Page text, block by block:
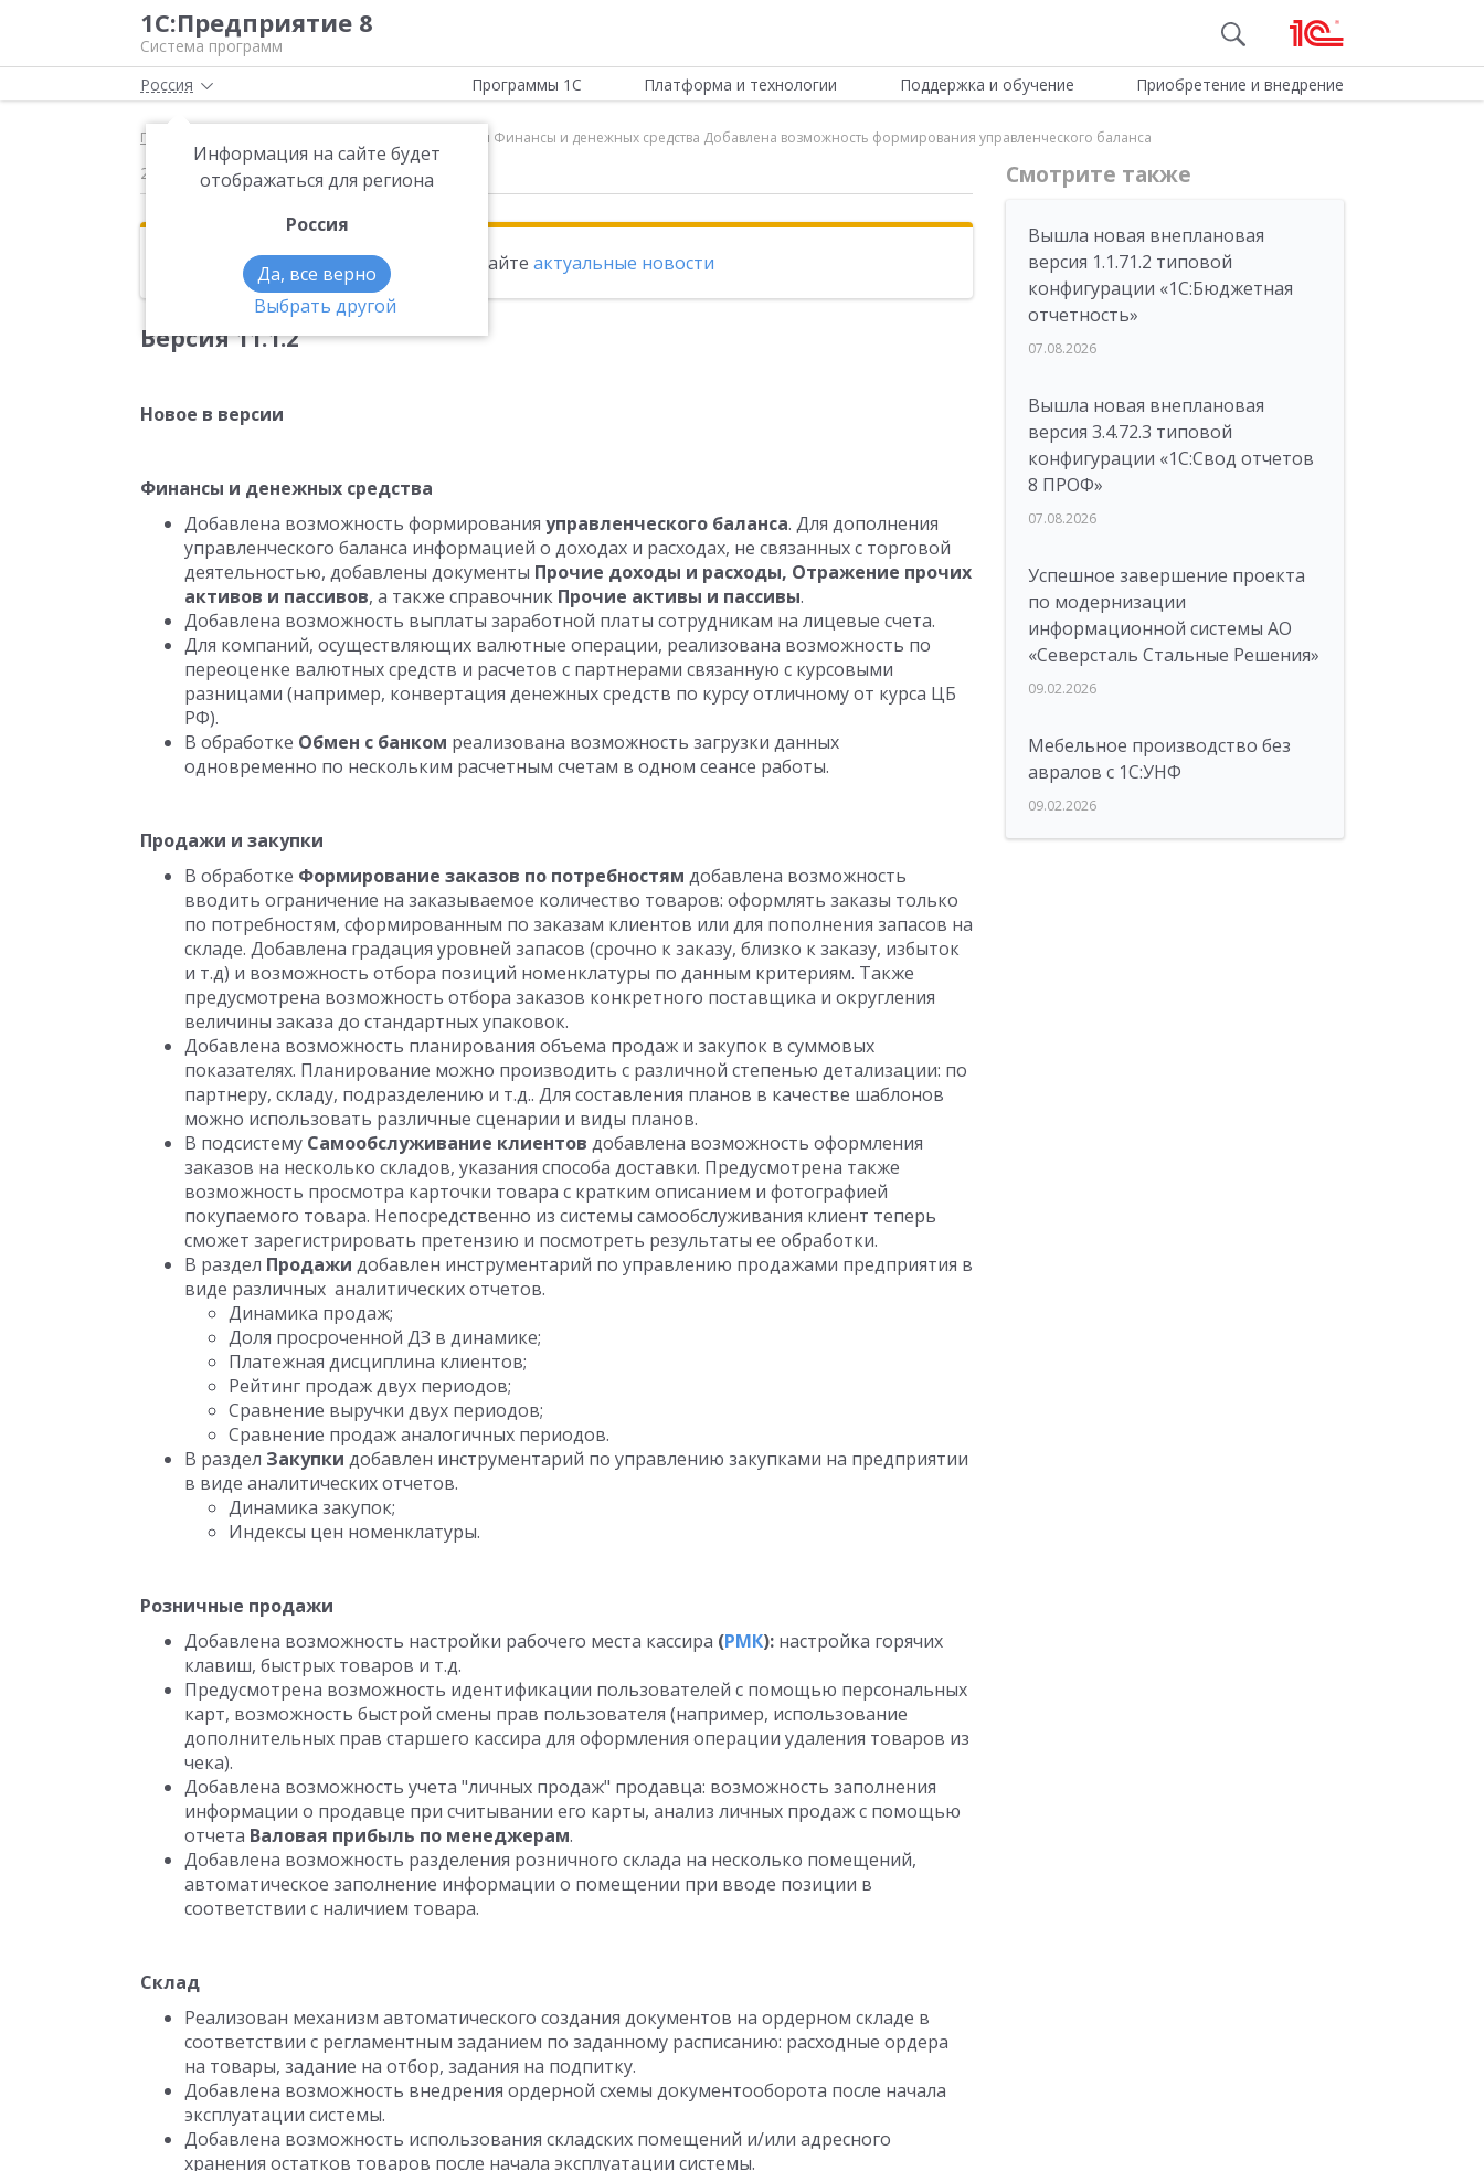
1С:Предприятие 8
Система программ
Россия
Информация на сайте будет
отображаться для региона
Россия
Да, все верно
Выбрать другой
Программы 1С Платформа и технологии Поддержка и обучение Приобретение и внедрение
Главная Версия 11.1.2 Новое в версии Финансы и денежных средства Добавлена возможность формирования управленческого баланса
21.06.2013
Эта новость находится в архиве. Читайте актуальные новости
Версия 11.1.2
Новое в версии
Финансы и денежных средства
Добавлена возможность формирования управленческого баланса. Для дополнения
управленческого баланса информацией о доходах и расходах, не связанных с торговой
деятельностью, добавлены документы Прочие доходы и расходы, Отражение прочих
активов и пассивов, а также справочник Прочие активы и пассивы.
Добавлена возможность выплаты заработной платы сотрудникам на лицевые счета.
Для компаний, осуществляющих валютные операции, реализована возможность по
переоценке валютных средств и расчетов с партнерами связанную с курсовыми
разницами (например, конвертация денежных средств по курсу отличному от курса ЦБ
РФ).
В обработке Обмен с банком реализована возможность загрузки данных
одновременно по нескольким расчетным счетам в одном сеансе работы.
Продажи и закупки
В обработке Формирование заказов по потребностям добавлена возможность
вводить ограничение на заказываемое количество товаров: оформлять заказы только
по потребностям, сформированным по заказам клиентов или для пополнения запасов на
складе. Добавлена градация уровней запасов (срочно к заказу, близко к заказу, избыток
и т.д) и возможность отбора позиций номенклатуры по данным критериям. Также
предусмотрена возможность отбора заказов конкретного поставщика и округления
величины заказа до стандартных упаковок.
Добавлена возможность планирования объема продаж и закупок в суммовых
показателях. Планирование можно производить с различной степенью детализации: по
партнеру, складу, подразделению и т.д.. Для составления планов в качестве шаблонов
можно использовать различные сценарии и виды планов.
В подсистему Самообслуживание клиентов добавлена возможность оформления
заказов на несколько складов, указания способа доставки. Предусмотрена также
возможность просмотра карточки товара с кратким описанием и фотографией
покупаемого товара. Непосредственно из системы самообслуживания клиент теперь
сможет зарегистрировать претензию и посмотреть результаты ее обработки.
В раздел Продажи добавлен инструментарий по управлению продажами предприятия в
виде различных аналитических отчетов.
Динамика продаж;
Доля просроченной ДЗ в динамике;
Платежная дисциплина клиентов;
Рейтинг продаж двух периодов;
Сравнение выручки двух периодов;
Сравнение продаж аналогичных периодов.
В раздел Закупки добавлен инструментарий по управлению закупками на предприятии
в виде аналитических отчетов.
Динамика закупок;
Индексы цен номенклатуры.
Розничные продажи
Добавлена возможность настройки рабочего места кассира (РМК): настройка горячих
клавиш, быстрых товаров и т.д.
Предусмотрена возможность идентификации пользователей с помощью персональных
карт, возможность быстрой смены прав пользователя (например, использование
дополнительных прав старшего кассира для оформления операции удаления товаров из
чека).
Добавлена возможность учета "личных продаж" продавца: возможность заполнения
информации о продавце при считывании его карты, анализ личных продаж с помощью
отчета Валовая прибыль по менеджерам.
Добавлена возможность разделения розничного склада на несколько помещений,
автоматическое заполнение информации о помещении при вводе позиции в
соответствии с наличием товара.
Склад
Реализован механизм автоматического создания документов на ордерном складе в
соответствии с регламентным заданием по заданному расписанию: расходные ордера
на товары, задание на отбор, задания на подпитку.
Добавлена возможность внедрения ордерной схемы документооборота после начала
эксплуатации системы.
Добавлена возможность использования складских помещений и/или адресного
хранения остатков товаров после начала эксплуатации системы.
Смотрите также
Вышла новая внеплановая
версия 1.1.71.2 типовой
конфигурации «1C:Бюджетная
отчетность»
07.08.2026
Вышла новая внеплановая
версия 3.4.72.3 типовой
конфигурации «1C:Свод отчетов
8 ПРОФ»
07.08.2026
Успешное завершение проекта
по модернизации
информационной системы АО
«Северсталь Стальные Решения»
09.02.2026
Мебельное производство без
авралов с 1С:УНФ
09.02.2026